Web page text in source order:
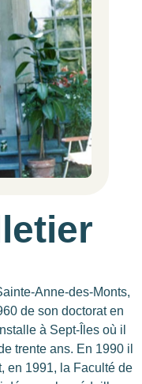
Anne-des-Monts,
de son doctorat en
à Sept-Îles où il
trente ans. En 1990 il
en 1991, la Faculté de